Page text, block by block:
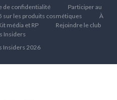
de confidentialité
Participer au
sur les produits cosmétiques
À
média et RP
Rejoindre le club
Insiders
Insiders 2026